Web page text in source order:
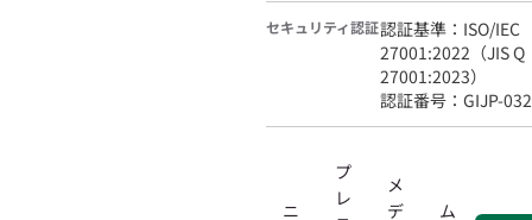
セキュリティ認証認証基準：ISO/IEC
27001:2022（JIS Q
27001:2023）
認証番号：GIJP-
ニ
プ
レ
メ
デ
ム